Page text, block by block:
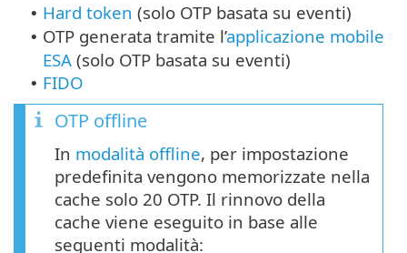
• Hard token (solo OTP basata su eventi)
• OTP generata tramite l’applicazione mobile
ESA (solo OTP basata su eventi)
• FIDO
OTP offline
In modalità offline, per impostazione
predefinita vengono memorizzate nella
cache solo 20 OTP. Il rinnovo della
cache viene eseguito in base alle
seguenti modalità: